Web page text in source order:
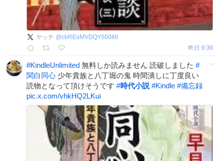
ヤッチ @cbREoMVDQY50080
昨日 9:36
#KindleUnlimited 無料しか読みません 読破しました #
関白同心 少年貴族と八丁堀の鬼 時間潰しに丁度良い
読物となって頂けそうです #時代小説 #Kindle #備忘録
pic.x.com/vhkHQ2LKui